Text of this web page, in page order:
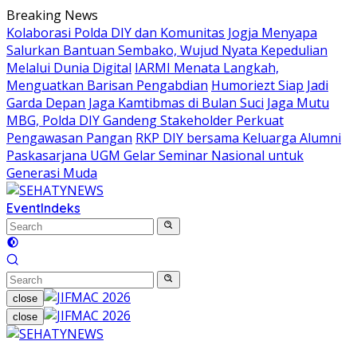
Skip
to
content
Breaking News
Kolaborasi Polda DIY dan Komunitas Jogja Menyapa
Salurkan Bantuan Sembako, Wujud Nyata Kepedulian
Melalui Dunia Digital IARMI Menata Langkah,
Menguatkan Barisan Pengabdian Humoriezt Siap Jadi
Garda Depan Jaga Kamtibmas di Bulan Suci Jaga Mutu
MBG, Polda DIY Gandeng Stakeholder Perkuat
Pengawasan Pangan RKP DIY bersama Keluarga Alumni
Paskasarjana UGM Gelar Seminar Nasional untuk
Generasi Muda
EventIndeks
close
close